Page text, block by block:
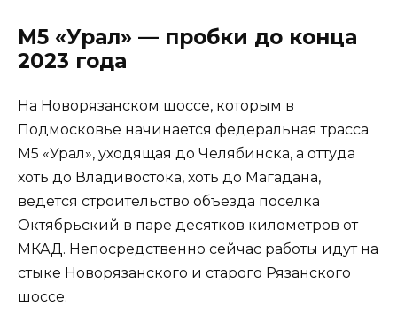
М5 «Урал» — пробки до конца
2023 года
На Новорязанском шоссе, которым в
Подмосковье начинается федеральная трасса
М5 «Урал», уходящая до Челябинска, а оттуда
хоть до Владивостока, хоть до Магадана,
ведется строительство объезда поселка
Октябрьский в паре десятков километров от
МКАД. Непосредственно сейчас работы идут на
стыке Новорязанского и старого Рязанского
шоссе.